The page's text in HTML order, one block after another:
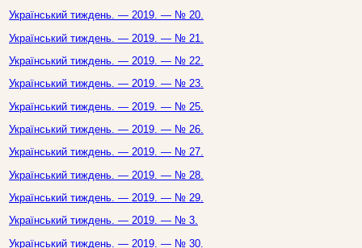
Український тиждень. — 2019. — № 20.
Український тиждень. — 2019. — № 21.
Український тиждень. — 2019. — № 22.
Український тиждень. — 2019. — № 23.
Український тиждень. — 2019. — № 25.
Український тиждень. — 2019. — № 26.
Український тиждень. — 2019. — № 27.
Український тиждень. — 2019. — № 28.
Український тиждень. — 2019. — № 29.
Український тиждень. — 2019. — № 3.
Український тиждень. — 2019. — № 30.